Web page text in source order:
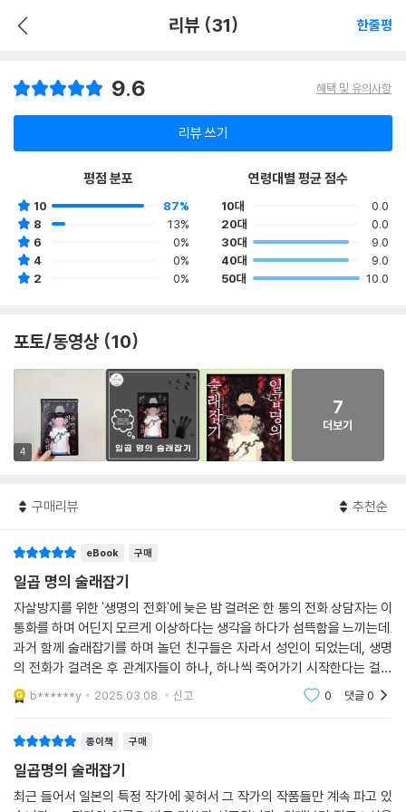
리뷰 (31) 한줄평
9.6 혜택 및 유의사항
리뷰 쓰기
평점 분포
10
87%
8
13%
6
0%
4
0%
2
0%
연령대별 평균 점수
10대
0.0
20대
0.0
30대
9.0
40대
9.0
50대
10.0
포토/동영상 (10)
4
7
더보기
구매리뷰 추천순
eBook 구매
일곱 명의 술래잡기
자살방지를 위한 '생명의 전화'에 늦은 밤 걸려온 한 통의 전화.상담자는 이
통화를 하며 어딘지 모르게 이상하다는 생각을 하다가 섬뜩함을 느끼는데.
과거 함께 술래잡기를 하며 놀던 친구들은 자라서 성인이 되었는데, 생명
의 전화가 걸려온 후 관계자들이 하나, 하나씩 죽어가기 시작한다는 걸로
이야기가 시작된다.재미있었다.
b******y 2025.03.08. 신고 0 댓글0
종이책 구매
일곱명의 술래잡기
최근 들어서 일본의 특정 작가에 꽂혀서 그 작가의 작품들만 계속 파고 있